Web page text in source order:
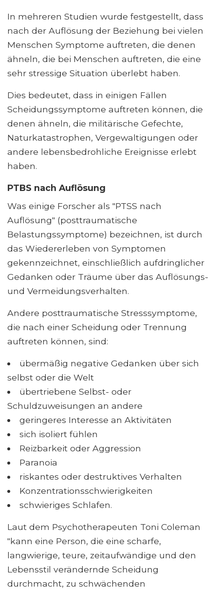
In mehreren Studien wurde festgestellt, dass
nach der Auflösung der Beziehung bei vielen
Menschen Symptome auftreten, die denen
ähneln, die bei Menschen auftreten, die eine
sehr stressige Situation überlebt haben.
Dies bedeutet, dass in einigen Fällen
Scheidungssymptome auftreten können, die
denen ähneln, die militärische Gefechte,
Naturkatastrophen, Vergewaltigungen oder
andere lebensbedrohliche Ereignisse erlebt
haben.
PTBS nach Auflösung
Was einige Forscher als "PTSS nach
Auflösung" (posttraumatische
Belastungssymptome) bezeichnen, ist durch
das Wiedererleben von Symptomen
gekennzeichnet, einschließlich aufdringlicher
Gedanken oder Träume über das Auflösungs-
und Vermeidungsverhalten.
Andere posttraumatische Stresssymptome,
die nach einer Scheidung oder Trennung
auftreten können, sind:
übermäßig negative Gedanken über sich
selbst oder die Welt
übertriebene Selbst- oder
Schuldzuweisungen an andere
geringeres Interesse an Aktivitäten
sich isoliert fühlen
Reizbarkeit oder Aggression
Paranoia
riskantes oder destruktives Verhalten
Konzentrationsschwierigkeiten
schwieriges Schlafen.
Laut dem Psychotherapeuten Toni Coleman
"kann eine Person, die eine scharfe,
langwierige, teure, zeitaufwändige und den
Lebensstil verändernde Scheidung
durchmacht, zu schwächenden